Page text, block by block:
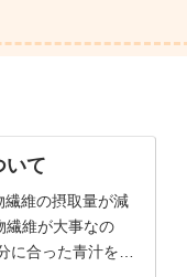
いて
維の摂取量が減
繊維が大事なの
合った青汁を探